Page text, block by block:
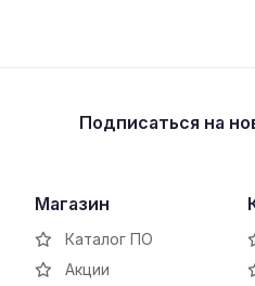
Подписаться на
Магазин
Каталог ПО
Акции